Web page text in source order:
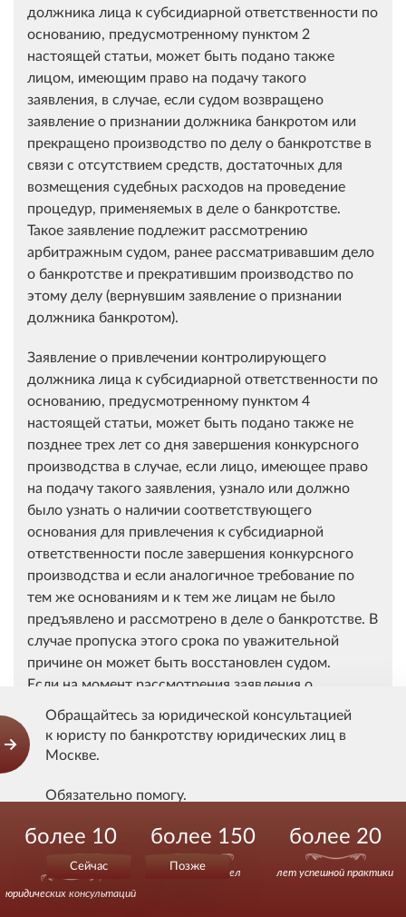
должника лица к субсидиарной ответственности по
основанию, предусмотренному пунктом 2
настоящей статьи, может быть подано также
лицом, имеющим право на подачу такого
заявления, в случае, если судом возвращено
заявление о признании должника банкротом или
прекращено производство по делу о банкротстве в
связи с отсутствием средств, достаточных для
возмещения судебных расходов на проведение
процедур, применяемых в деле о банкротстве.
Такое заявление подлежит рассмотрению
арбитражным судом, ранее рассматривавшим дело
о банкротстве и прекратившим производство по
этому делу (вернувшим заявление о признании
должника банкротом).
Заявление о привлечении контролирующего
должника лица к субсидиарной ответственности по
основанию, предусмотренному пунктом 4
настоящей статьи, может быть подано также не
позднее трех лет со дня завершения конкурсного
производства в случае, если лицо, имеющее право
на подачу такого заявления, узнало или должно
было узнать о наличии соответствующего
основания для привлечения к субсидиарной
ответственности после завершения конкурсного
производства и если аналогичное требование по
тем же основаниям и к тем же лицам не было
предъявлено и рассмотрено в деле о банкротстве. В
случае пропуска этого срока по уважительной
причине он может быть восстановлен судом.
Если на момент рассмотрения заявления о
привлечении контролирующих должника лиц к
субсидиарной ответственности невозможно
определить размер ответственности, суд после
привлечения к субсидиарной ответственности
части содержащее выводы о доказанности наличия
оснований для привлечения контролирующих
должника лиц к субсидиарной ответственности и о
приостановлении рассмотрения этого заявления до
Обращайтесь за юридической консультацией
к юристу по банкротству юридических лиц в
Москве.
Обязательно помогу.
Действуйте уверенно.
Сейчас Позже
более 10
000
юридических консультаций
более 150
выигранных дел
более 20
лет успешной практики